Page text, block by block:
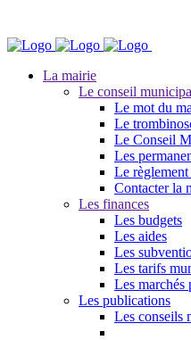
La mairie
Le conseil
Le mot du
Le
Le Conseil
Les
Le
Contacter la
Les finances
Les budgets
Les aides
Les
Les tarifs
Les marchés
Les publications
Les conseils